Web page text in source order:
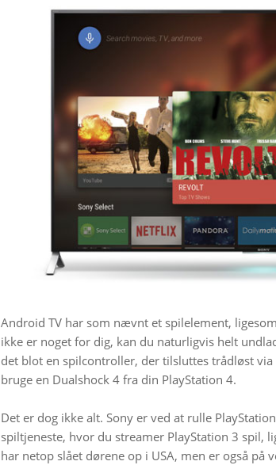
Android TV har som nævnt et spilelement,
ikke er noget for dig, kan du naturligvis helt
det blot en spilcontroller, der tilsluttes trådløst
bruge en Dualshock 4 fra din PlayStation 4.
Det er dog ikke alt. Sony er ved at rulle
spiltjeneste, hvor du streamer PlayStation 3 spil,
har netop slået dørene op i USA, men er også på